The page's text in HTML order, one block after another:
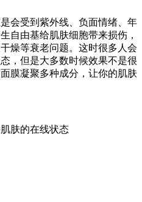
会受到紫外线、负面情绪、年
自由基给肌肤细胞带来损伤，
燥等衰老问题。这时很多人会
，但是大多数时候效果不是很
膜凝聚多种成分，让你的肌肤